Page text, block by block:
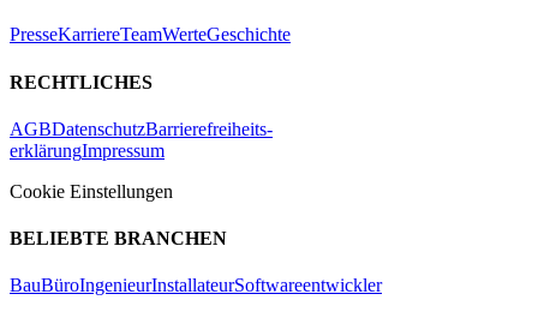
PresseKarriereTeamWerteGeschichte
RECHTLICHES
AGBDatenschutzBarrierefreiheits-
erklärungImpressum
Cookie Einstellungen
BELIEBTE BRANCHEN
BauBüroIngenieurInstallateurSoftwareentwickler